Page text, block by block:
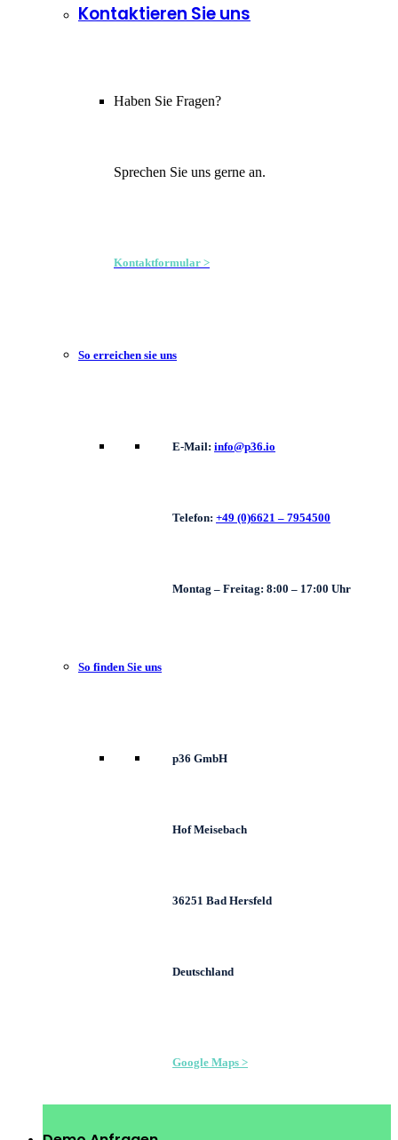
Kontaktieren Sie uns
Haben Sie Fragen?
Sprechen Sie uns gerne an.
Kontaktformular >
So erreichen sie uns
E-Mail: info@p36.io
Telefon: +49 (0)6621 – 7954500
Montag – Freitag: 8:00 – 17:00 Uhr
So finden Sie uns
p36 GmbH
Hof Meisebach
36251 Bad Hersfeld
Deutschland
Google Maps >